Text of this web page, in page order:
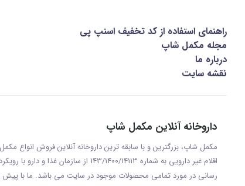
راهنمای استفاده از کد تخفیف اسنپ پی
مجله مکمل شاپ
درباره ما
نقشه سایت
داروخانه آنلاین مکمل شاپ
مکمل شاپ، بزرگترین و با سابقه ترین داروخانه آنلاین فروش
اقلام غیر دارویی به شماره 143/
رسانی در مورد تمامی محصولات موجود در سایت می باشد. ما با پيش